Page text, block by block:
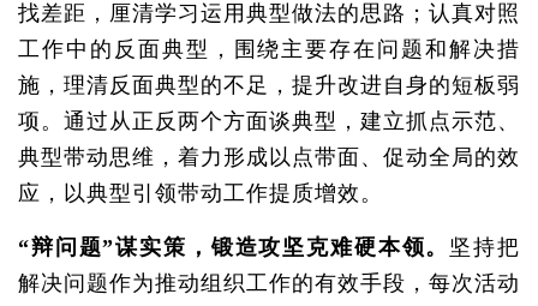
找差距，厘清学习运用典型做法的思路；认真对照
工作中的反面典型，围绕主要存在问题和解决措
施，理清反面典型的不足，提升改进自身的短板弱
项。通过从正反两个方面谈典型，建立抓点示范、
典型带动思维，着力形成以点带面、促动全局的效
应，以典型引领带动工作提质增效。
“辩问题”谋实策，锻造攻坚克难硬本领。 坚持把
解决问题作为推动组织工作的有效手段，每次活动